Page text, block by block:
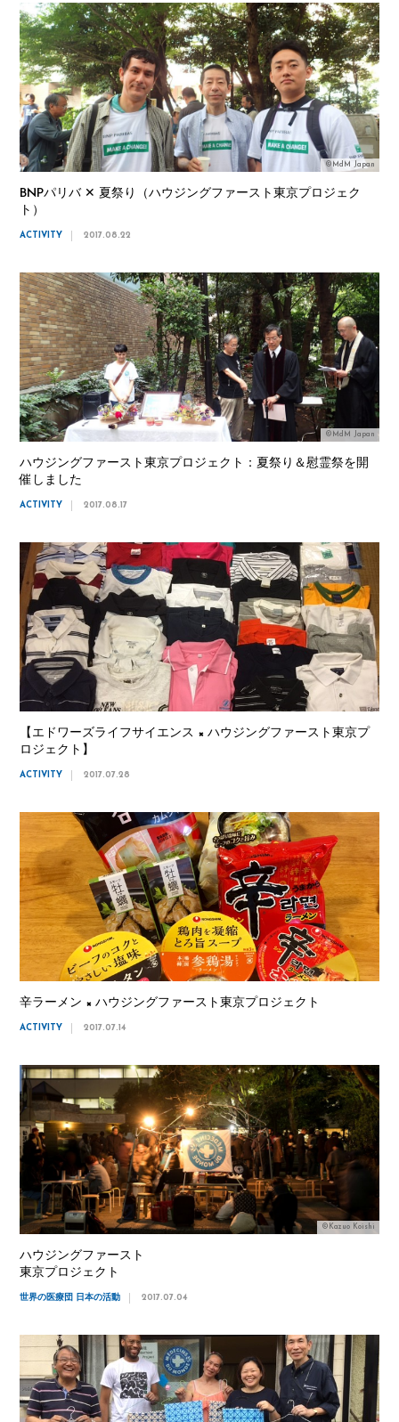
©MdM Japan
BNPパリバ ✕ 夏祭り（ハウジングファースト東京プロジェク
ト）
ACTIVITY 2017.08.22
©MdM Japan
ハウジングファースト東京プロジェクト：夏祭り＆慰霊祭を開
催しました
ACTIVITY 2017.08.17
【エドワーズライフサイエンス × ハウジングファースト東京プ
ロジェクト】
ACTIVITY 2017.07.28
辛ラーメン × ハウジングファースト東京プロジェクト
ACTIVITY 2017.07.14
©Kazuo Koishi
ハウジングファースト
東京プロジェクト
世界の医療団 日本の活動 2017.07.04